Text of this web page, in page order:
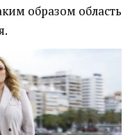
образом область